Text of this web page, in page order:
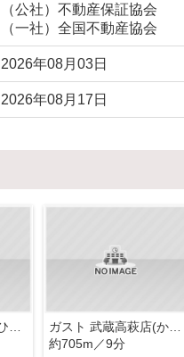
（公社）不動産保証協会
（一社）全国不動産協会
2026年08月03日
2026年08月17日
ガスト 武蔵高萩店(から好し取扱店)
約705m／9分